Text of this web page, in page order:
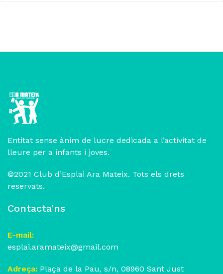
Entitat sense ànim de lucre dedicada a l’activitat de
lleure per a infants i joves.
©2021 Club d’Esplai Ara Mateix. Tots els drets
reservats.
Contacta’ns
E-mail:
esplai.aramateix@gmail.com
Adreça: Plaça de la Pau, s/n, 08960 Sant Just